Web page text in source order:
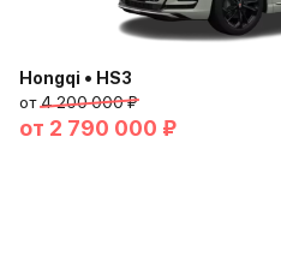
Hongqi • HS3
от4 200 000 ₽
от 2 790 000 ₽